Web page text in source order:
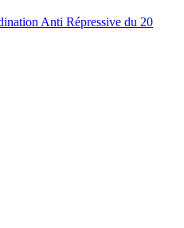
Anti Répressive du 20